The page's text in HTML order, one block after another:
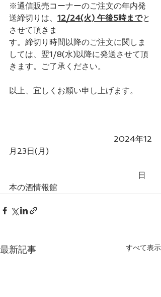
※通信販売コーナーのご注文の年内発
送締切りは、 12/24(火) 午後5時までと
させて頂きま
す。締切り時間以降のご注文に関しま
しては、翌1/8(水)以降に発送させて頂
きます。ご了承ください。
以上、宜しくお願い申し上げます。
2024年12
月23日(月)
日
本の酒情報館
最新記事 すべて表示